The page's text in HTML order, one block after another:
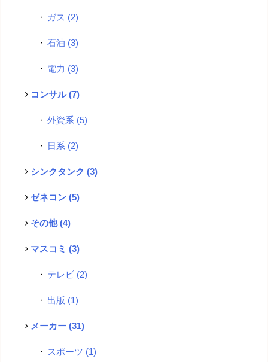
ガス (2)
石油 (3)
電力 (3)
コンサル(7)
外資系 (5)
日系 (2)
シンクタンク (3)
ゼネコン (5)
その他(4)
マスコミ (3)
テレビ (2)
出版 (1)
メーカー (31)
スポーツ (1)